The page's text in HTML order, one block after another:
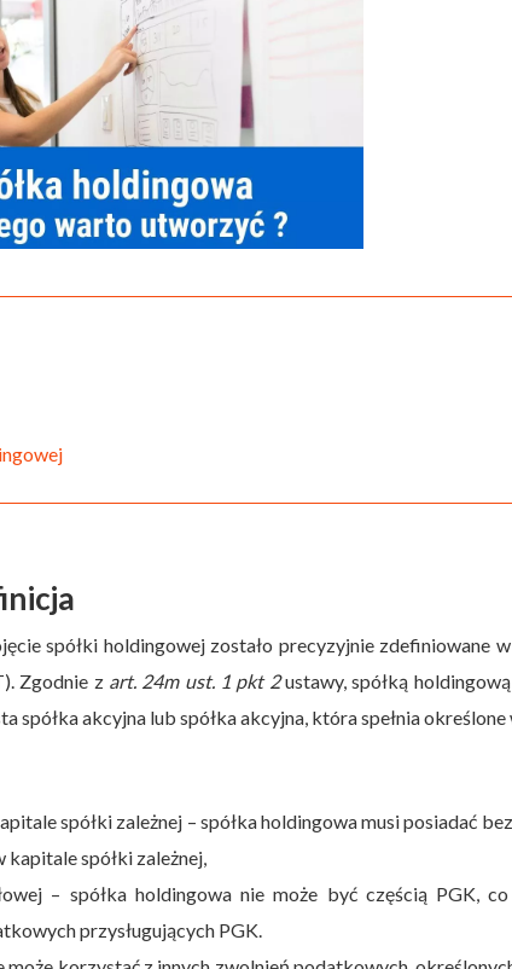
spółki holdingowej zostało precyzyjnie zdefiniowane
Zgodnie z art. 24m ust. 1 pkt 2ustawy, spółką
spółka akcyjna lub spółka akcyjna, która spełnia określone
spółki zależnej – spółka holdingowa musi posiadać
kapitale spółki zależnej,
– spółka holdingowa nie może być częścią PGK,
przysługujących PGK.